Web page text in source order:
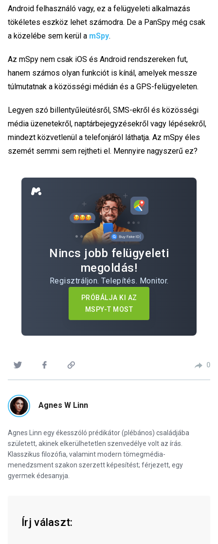
Android felhasználó vagy, ez a felügyeleti alkalmazás
tökéletes eszköz lehet számodra. De a PanSpy még csak
a közelébe sem kerül a mSpy.
Az mSpy nem csak iOS és Android rendszereken fut,
hanem számos olyan funkciót is kínál, amelyek messze
túlmutatnak a közösségi médián és a GPS-felügyeleten.
Legyen szó billentyűleütésről, SMS-ekről és közösségi
média üzenetekről, naptárbejegyzésekről vagy lépésekről,
mindezt közvetlenül a telefonjáról láthatja. Az mSpy éles
szemét semmi sem rejtheti el. Mennyire nagyszerű ez?
Nincs jobb felügyeleti
megoldás!
Regisztráljon. Telepítés. Monitor.
PRÓBÁLJA KI AZ
MSPY-T MOST
0
Agnes W Linn
Agnes Linn egy ékesszóló prédikátor (plébános) családjába
született, akinek elkerülhetetlen szenvedélye volt az írás.
Klasszikus filozófia, valamint modern tömegmédia-
menedzsment szakon szerzett képesítést; férjezett, egy
gyermek édesanyja.
Írj választ: